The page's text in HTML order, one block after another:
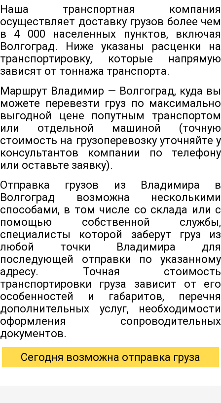
Наша транспортная компания
осуществляет доставку грузов более чем
в 4 000 населенных пунктов, включая
Волгоград. Ниже указаны расценки на
транспортировку, которые напрямую
зависят от тоннажа транспорта.
Маршрут Владимир — Волгоград, куда вы
можете перевезти груз по максимально
выгодной цене попутным транспортом
или отдельной машиной (точную
стоимость на грузоперевозку уточняйте у
консультантов компании по телефону
или оставьте заявку).
Отправка грузов из Владимира в
Волгоград возможна несколькими
способами, в том числе со склада или с
помощью собственной службы,
специалисты которой заберут груз из
любой точки Владимира для
последующей отправки по указанному
адресу. Точная стоимость
транспортировки груза зависит от его
особенностей и габаритов, перечня
дополнительных услуг, необходимости
оформления сопроводительных
документов.
Сегодня возможна отправка груза